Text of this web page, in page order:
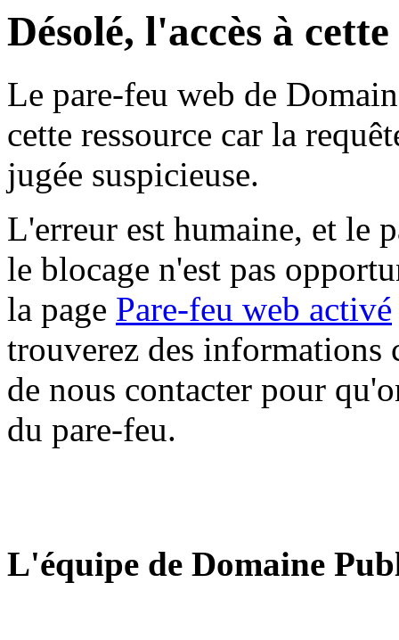
Désolé, l'accès à
Le pare-feu web de
cette ressource car la
jugée suspicieuse.
L'erreur est humaine, et le
le blocage n'est pas
la page Pare-feu web activé
trouverez des informations
de nous contacter pour
du pare-feu.
L'équipe de Domaine